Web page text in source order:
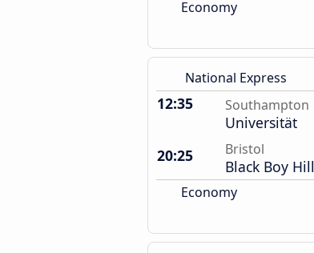
Economy
National Express
12:35 Southampton
Universität
20:25
Bristol
Black Boy Hill
Economy